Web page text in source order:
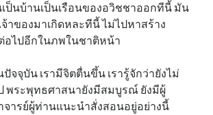
ป็นบ้านเป็นเรือนของอวิชชาออกทีนี้ มัน
จ้าของมาเกิดหละทีนี้ ไม่ไปหาสร้าง
อไปอีกในภพในชาติหน้า
ปัจจุบัน เรามีจิตตื่นขึ้น เรารู้จักว่ายังไม่
พระพุทธศาสนายังมีสมบูรณ์ ยังมีผู้
ารย์ผู้ท่านแนะนำสั่งสอนอยู่อย่างนี้